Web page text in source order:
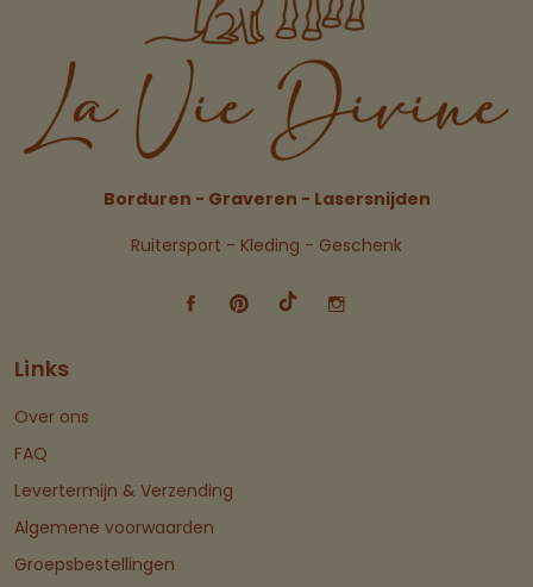
Borduren - Graveren - Lasersnijden
Ruitersport - Kleding - Geschenk
Links
Over ons
FAQ
Levertermijn & Verzending
Algemene voorwaarden
Groepsbestellingen